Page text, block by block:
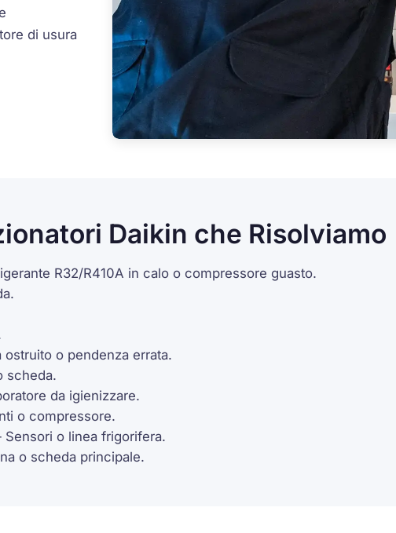
di usura
Daikin che Risolviamo
R32/R410A in calo o compressore guasto.
o pendenza errata.
scheda.
da igienizzare.
o compressore.
o linea frigorifera.
o scheda principale.